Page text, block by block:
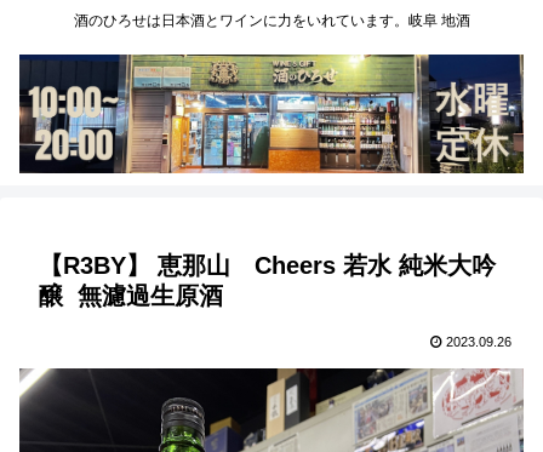
酒のひろせは日本酒とワインに力をいれています。岐阜 地酒
【R3BY】 恵那山 Cheers 若水 純米大吟
醸 無濾過生原酒
2023.09.26